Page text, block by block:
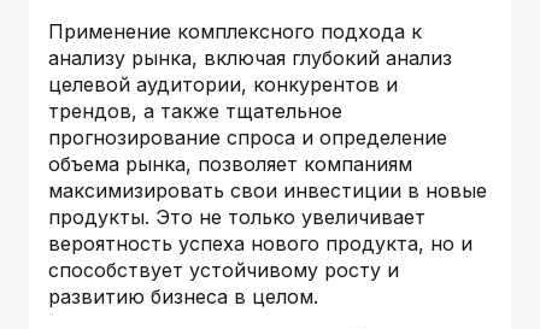
Применение комплексного подхода к
анализу рынка, включая глубокий анализ
целевой аудитории, конкурентов и
трендов, а также тщательное
прогнозирование спроса и определение
объема рынка, позволяет компаниям
максимизировать свои инвестиции в новые
продукты. Это не только увеличивает
вероятность успеха нового продукта, но и
способствует устойчивому росту и
развитию бизнеса в целом.